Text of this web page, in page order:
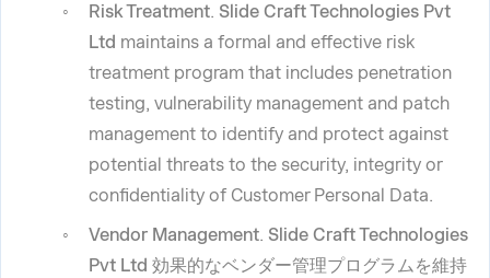
Risk Treatment. Slide Craft Technologies Pvt
Ltd maintains a formal and effective risk
treatment program that includes penetration
testing, vulnerability management and patch
management to identify and protect against
potential threats to the security, integrity or
confidentiality of Customer Personal Data.
Vendor Management. Slide Craft Technologies
Pvt Ltd 効果的なベンダー管理プログラムを維持